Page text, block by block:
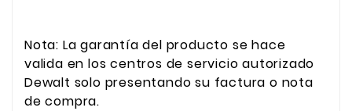
Nota: La garantía del producto se hace
valida en los centros de servicio autorizado
Dewalt solo presentando su factura o nota
de compra.